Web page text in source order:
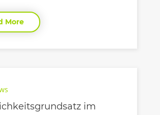
More
im